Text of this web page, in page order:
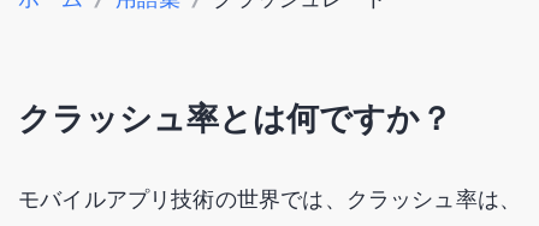
クラッシュ率とは何ですか？
モバイルアプリ技術の世界では、クラッシュ率は、